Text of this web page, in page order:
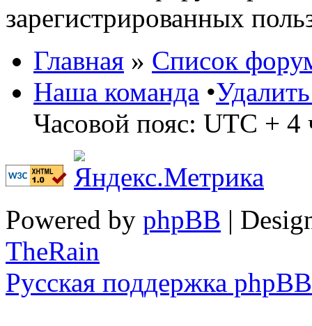
зарегистрированных
Главная » Список
Наша команда •
Часовой пояс: UTC + 4
Powered by phpBB |
TheRain
Русская поддержка phpBB